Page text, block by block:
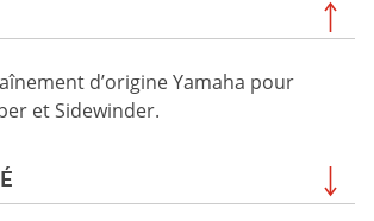
d’origine Yamaha pour
et Sidewinder.